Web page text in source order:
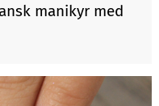
manikyr med